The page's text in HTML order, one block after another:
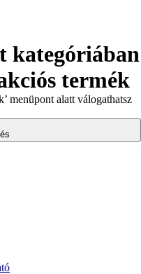
kategóriában
termék
menüpont alatt válogathatsz